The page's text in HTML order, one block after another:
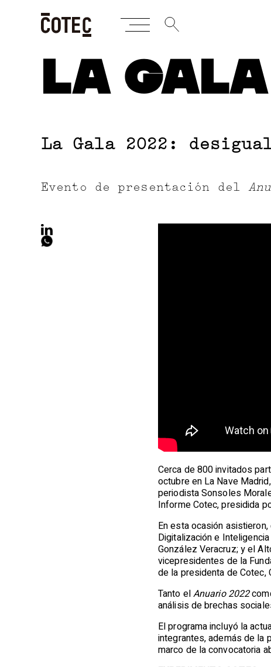
LA
La Gala 2022:
Evento de presentación del
Cerca de 800 invitados
octubre en La Nave
periodista Sonsoles
Informe Cotec, presidida
En esta ocasión
Digitalización e
González Veracruz; y el
vicepresidentes de la
de la presidenta de Cotec,
Tanto elAnuario 2022
análisis de brechas
El programa incluyó la
integrantes, además de la
marco de la convocatoria